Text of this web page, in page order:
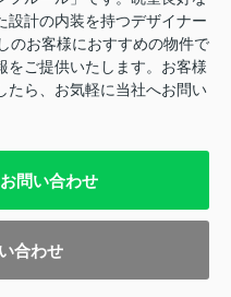
設計の内装を持つデザイナー
のお客様におすすめの物件で
をご提供いたします。お客様
たら、お気軽に当社へお問い
問い合わせ
合わせ